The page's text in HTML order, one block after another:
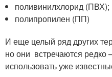
поливинилхлорид (ПВХ);
полипропилен (ПП)
И еще целый ряд других
но они встречаются
использовать уже